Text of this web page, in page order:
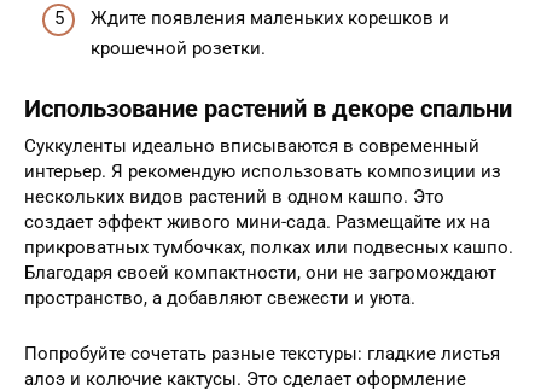
Ждите появления маленьких корешков и
крошечной розетки.
Использование растений в декоре спальни
Суккуленты идеально вписываются в современный
интерьер. Я рекомендую использовать композиции из
нескольких видов растений в одном кашпо. Это
создает эффект живого мини-сада. Размещайте их на
прикроватных тумбочках, полках или подвесных кашпо.
Благодаря своей компактности, они не загромождают
пространство, а добавляют свежести и уюта.
Попробуйте сочетать разные текстуры: гладкие листья
алоэ и колючие кактусы. Это сделает оформление